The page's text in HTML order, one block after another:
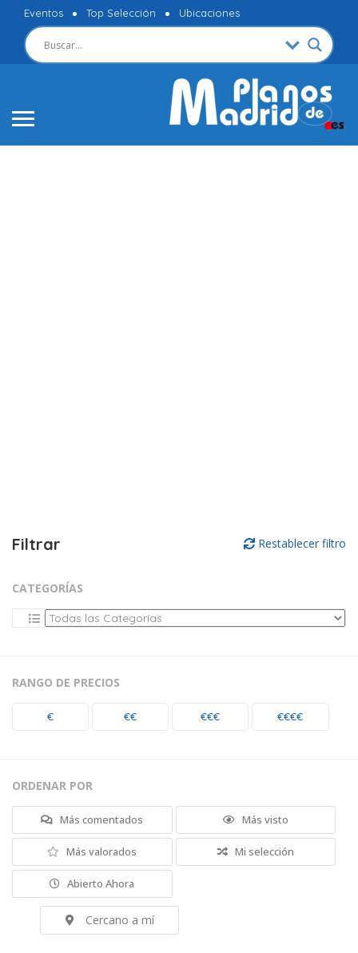
Eventos Top Selección Ubicaciones
Filtrar Restablecer filtro
CATEGORÍAS
RANGO DE PRECIOS
€ €€ €€€ €€€€
ORDENAR POR
Más comentados Más visto
Más valorados Mi selección
Abierto Ahora
Cercano a mí